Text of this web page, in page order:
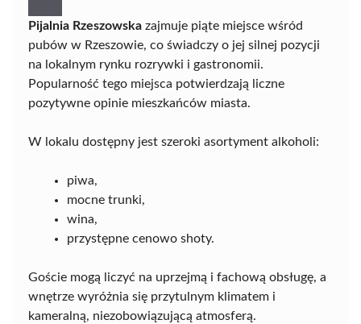
Pijalnia Rzeszowska zajmuje piąte miejsce wśród
pubów w Rzeszowie, co świadczy o jej silnej pozycji
na lokalnym rynku rozrywki i gastronomii.
Popularność tego miejsca potwierdzają liczne
pozytywne opinie mieszkańców miasta.
W lokalu dostępny jest szeroki asortyment alkoholi:
piwa,
mocne trunki,
wina,
przystępne cenowo shoty.
Goście mogą liczyć na uprzejmą i fachową obsługę, a
wnętrze wyróżnia się przytulnym klimatem i
kameralną, niezobowiązującą atmosferą.